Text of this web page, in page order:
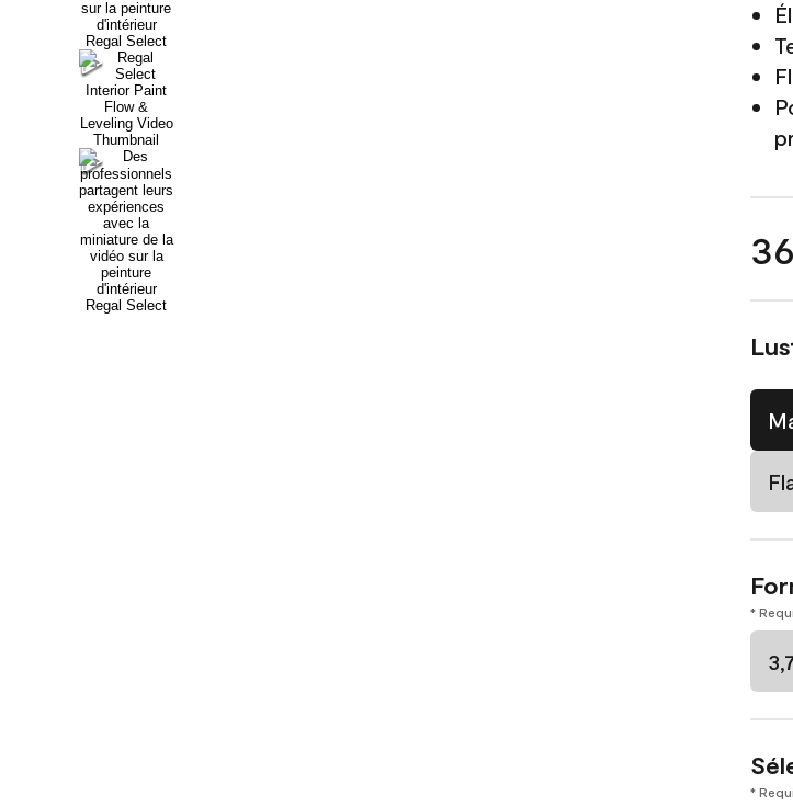
*
*